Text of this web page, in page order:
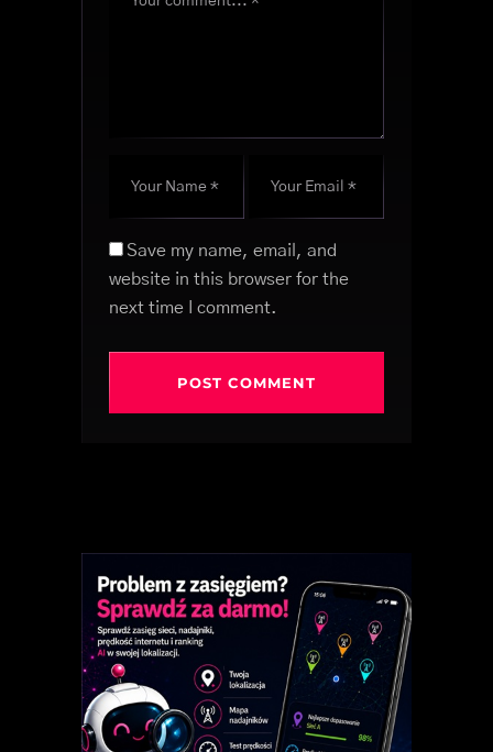
Save my name, email, and
website in this browser for the
next time I comment.